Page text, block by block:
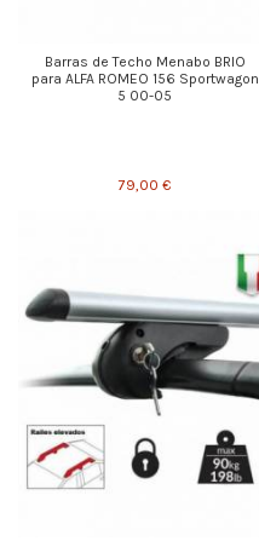
Barras de Techo Menabo BRIO
para ALFA ROMEO 156 Sportwagon
5 00-05
79,00 €